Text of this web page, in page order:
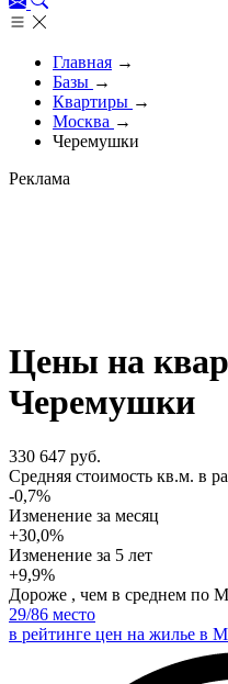
Главная →
Базы →
Квартиры →
Москва →
Черемушки
Реклама
Цены на
Черемушки
330 647 руб.
Cредняя стоимость кв.м. в
-0,7%
Изменение за месяц
+30,0%
Изменение за 5 лет
+9,9%
Дороже , чем в среднем по
29/86 место
в рейтинге цен на жилье в